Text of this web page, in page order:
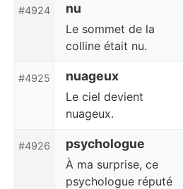
#4924 nu
Le sommet de la
colline était nu.
#4925 nuageux
Le ciel devient
nuageux.
#4926 psychologue
À ma surprise, ce
psychologue réputé